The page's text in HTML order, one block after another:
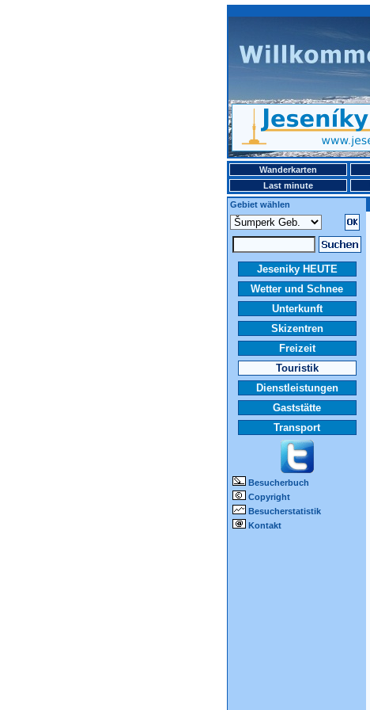
Wanderkarten
Last minute
Gebiet wählen
Jeseniky HEUTE
Wetter und Schnee
Unterkunft
Skizentren
Freizeit
Touristik
Dienstleistungen
Gaststätte
Transport
Besucherbuch
Copyright
Besucherstatistik
Kontakt